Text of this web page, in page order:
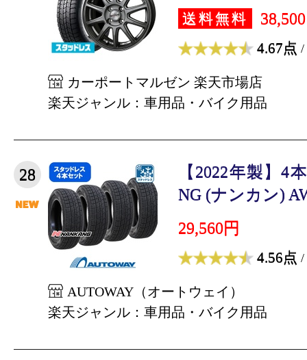
送料無料
4.67点 /
カーポートマルゼン 楽天市場店
楽天ジャンル：車用品・バイク用品
28
【2022年製】4
NG (ナンカン)
29,560円
4.56点 /
AUTOWAY（オートウェイ）
楽天ジャンル：車用品・バイク用品